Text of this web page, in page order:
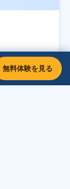
無料体験を見る